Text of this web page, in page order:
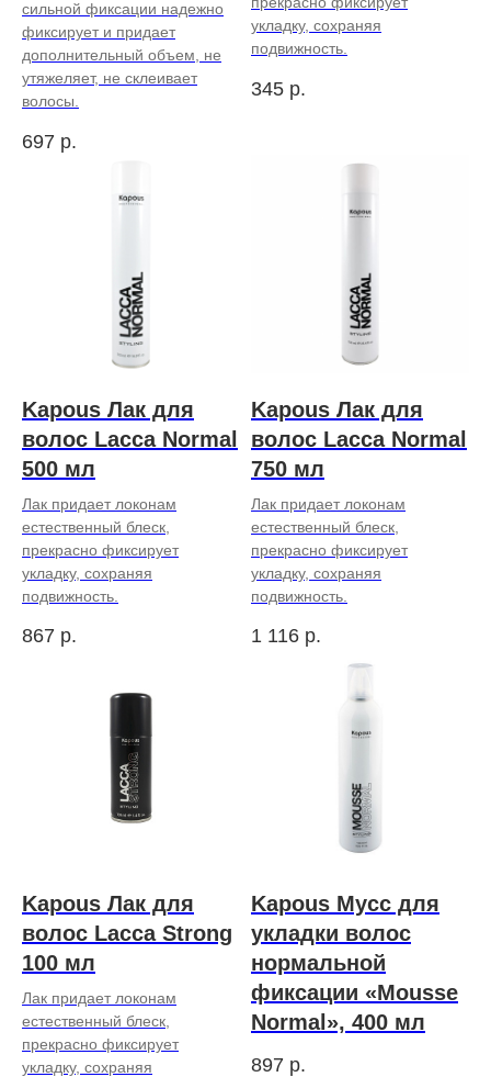
сильной фиксации надежно
фиксирует и придает
дополнительный объем, не
утяжеляет, не склеивает
волосы.
697 р.
укладку, сохраняя
подвижность.
345 р.
Kapous Лак для
волос Lacca Normal
500 мл
Лак придает локонам
естественный блеск,
прекрасно фиксирует
укладку, сохраняя
подвижность.
867 р.
Kapous Лак для
волос Lacca Normal
750 мл
Лак придает локонам
естественный блеск,
прекрасно фиксирует
укладку, сохраняя
подвижность.
1 116 р.
Kapous Лак для
волос Lacca Strong
100 мл
Лак придает локонам
естественный блеск,
прекрасно фиксирует
укладку, сохраняя
Kapous Мусс для
укладки волос
нормальной
фиксации «Mousse
Normal», 400 мл
897 р.